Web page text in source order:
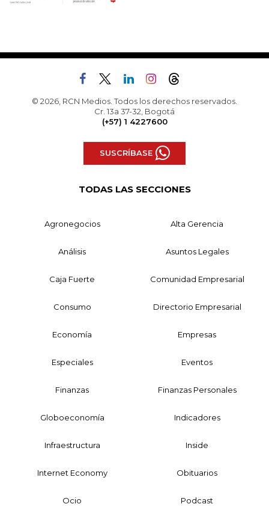
© 2026, RCN Medios. Todos los derechos reservados.
Cr. 13a 37-32, Bogotá
(+57) 1 4227600
SUSCRÍBASE
TODAS LAS SECCIONES
Agronegocios Alta Gerencia
Análisis Asuntos Legales
Caja Fuerte Comunidad Empresarial
Consumo Directorio Empresarial
Economía Empresas
Especiales Eventos
Finanzas Finanzas Personales
Globoeconomía Indicadores
Infraestructura Inside
Internet Economy Obituarios
Ocio Podcast